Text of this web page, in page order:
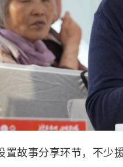
置故事分享环节，不少